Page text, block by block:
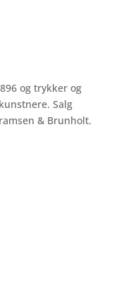
og trykker og
Salg
& Brunholt.